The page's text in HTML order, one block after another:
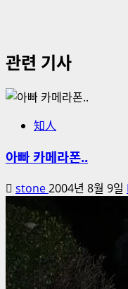
관련 기사
知人
아빠 카메라폰..
stone2004년 8월 9일